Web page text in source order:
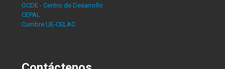
OCDE - Centro de Desarrollo
CEPAL
Cumbre UE-CELAC